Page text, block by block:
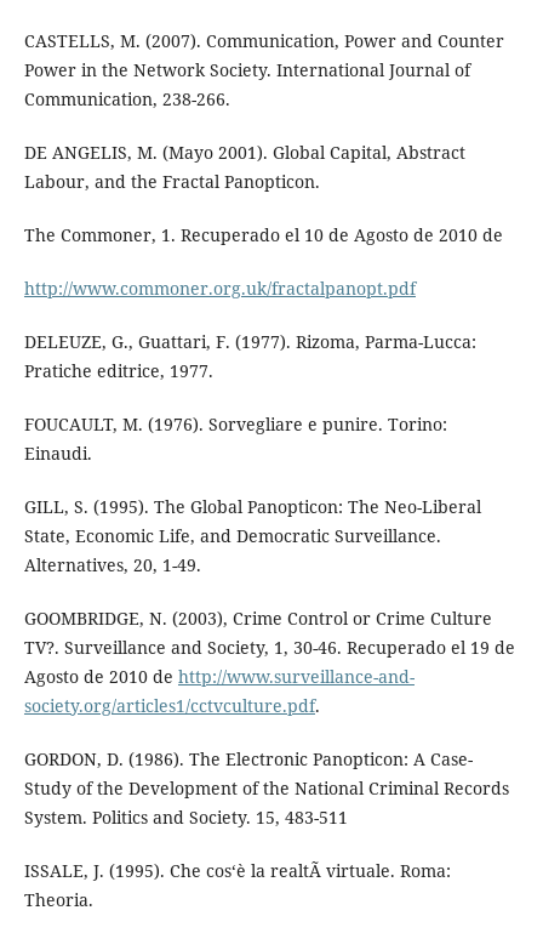
CASTELLS, M. (2007). Communication, Power and Counter
Power in the Network Society. International Journal of
Communication, 238-266.
DE ANGELIS, M. (Mayo 2001). Global Capital, Abstract
Labour, and the Fractal Panopticon.
The Commoner, 1. Recuperado el 10 de Agosto de 2010 de
http://www.commoner.org.uk/fractalpanopt.pdf
DELEUZE, G., Guattari, F. (1977). Rizoma, Parma-Lucca:
Pratiche editrice, 1977.
FOUCAULT, M. (1976). Sorvegliare e punire. Torino:
Einaudi.
GILL, S. (1995). The Global Panopticon: The Neo-Liberal
State, Economic Life, and Democratic Surveillance.
Alternatives, 20, 1-49.
GOOMBRIDGE, N. (2003), Crime Control or Crime Culture
TV?. Surveillance and Society, 1, 30-46. Recuperado el 19 de
Agosto de 2010 de http://www.surveillance-and-
society.org/articles1/cctvculture.pdf.
GORDON, D. (1986). The Electronic Panopticon: A Case-
Study of the Development of the National Criminal Records
System. Politics and Society. 15, 483-511
ISSALE, J. (1995). Che cos‘è la realtÃ virtuale. Roma:
Theoria.